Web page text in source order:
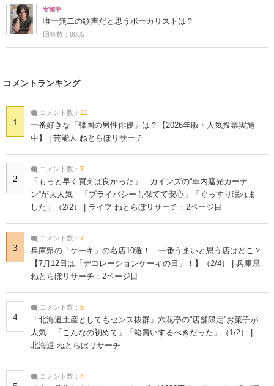
実施中
唯一無二の歌声だと思うボーカリストは？
回答数：8085
コメントランキング
1
コメント数： 21
一番好きな「韓国の男性俳優」は？【2026年版・人気投票実施
中】 | 芸能人 ねとらぼリサーチ
2
コメント数： 7
「もっと早く買えば良かった」 カインズの“車内遮光カーテ
ン”が大人気 「プライバシーも保てて安心」「ぐっすり眠れま
した」（2/2） | ライフ ねとらぼリサーチ：2ページ目
3
コメント数： 7
兵庫県の「ケーキ」の名店10選！ 一番うまいと思う店はどこ？
【7月12日は「デコレーションケーキの日」！】（2/4） | 兵庫県
ねとらぼリサーチ：2ページ目
4
コメント数： 5
「北海道土産としてもセンス抜群」六花亭の“店舗限定”お菓子が
人気 「こんなの初めて」「箱買いするべきだった」（1/2） |
北海道 ねとらぼリサーチ
コメント数： 4